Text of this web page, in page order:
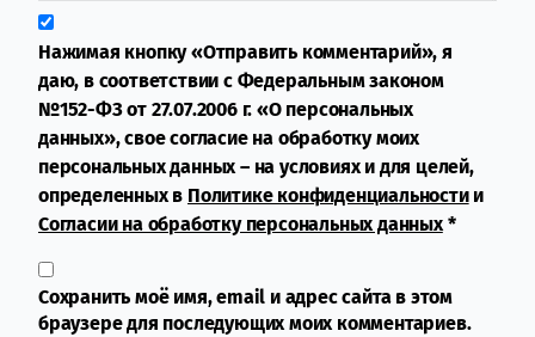
Нажимая кнопку «Отправить комментарий», я
даю, в соответствии с Федеральным законом
№152-ФЗ от 27.07.2006 г. «О персональных
данных», свое согласие на обработку моих
персональных данных – на условиях и для целей,
определенных в Политике конфиденциальностии
Согласии на обработку персональных данных*
Сохранить моё имя, email и адрес сайта в этом
браузере для последующих моих комментариев.